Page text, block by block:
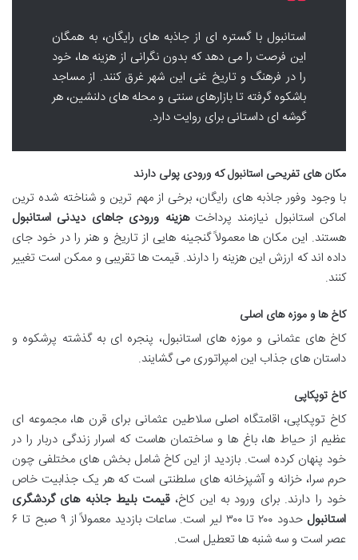
استانبول با گستره ای از جاذبه های رایگان، به همگان
این فرصت را می دهد که بدون نگرانی از هزینه ها، خود
را در فرهنگ و تاریخ غنی این شهر غرق کنند. از مساجد
باشکوه گرفته تا بازارهای سنتی و محله های دلنشین، هر
گوشه ای داستانی برای روایت دارد.
مکان های تفریحی استانبول که ورودی پولی دارند
با وجود وفور جاذبه های رایگان، برخی از مهم ترین و شناخته شده ترین
اماکن استانبول نیازمند پرداختهزینه ورودی جاهای دیدنی استانبول
هستند. این مکان ها معمولاً گنجینه هایی از تاریخ و هنر را در خود جای
داده اند که ارزش این هزینه را دارند. قیمت ها تقریبی و ممکن است تغییر
کنند.
کاخ ها و موزه های اصلی
کاخ های عثمانی و موزه های استانبول، پنجره ای به گذشته پرشکوه و
داستان های جذاب این امپراتوری می گشایند.
کاخ توپکاپی
کاخ توپکاپی، اقامتگاه اصلی سلاطین عثمانی برای قرن ها، مجموعه ای
عظیم از حیاط ها، باغ ها و ساختمان هاست که اسرار زندگی دربار را در
خود پنهان کرده است. بازدید از این کاخ شامل بخش های مختلفی چون
حرم سرا، خزانه و آشپزخانه های سلطنتی است که هر یک جذابیت خاص
خود را دارند. برای ورود به این کاخ،قیمت بلیط جاذبه های گردشگری
استانبول
حدود ۲۰۰ تا ۳۰۰ لیر است. ساعات بازدید معمولاً از ۹ صبح تا ۶
عصر است و سه شنبه ها تعطیل است.